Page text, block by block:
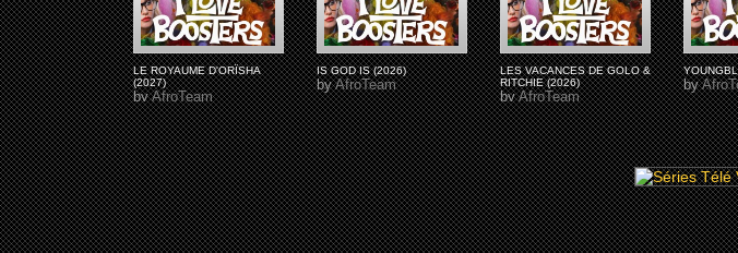
LE ROYAUME D'ORÏSHA
(2027)
byAfroTeam
IS GOD IS (2026)
byAfroTeam
LES VACANCES DE GOLO &
RITCHIE (2026)
byAfroTeam
by